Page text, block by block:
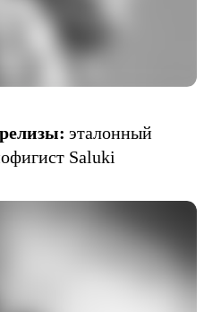
эталонный
Saluki